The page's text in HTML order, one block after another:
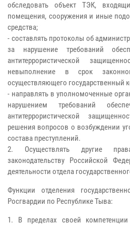
обследовать объект ТЭК,
помещения, сооружения и иные
средства;
- составлять протоколы об
за нарушение требований
антитеррористической
невыполнение в срок
осуществляющего государственный
- направлять в уполномоченные
нарушением требований
антитеррористической
решения вопросов о возбуждении
состава преступлений.
2. Осуществлять другие
законодательству Российской
деятельности отдела
Функции отделения
Росгвардии по Республике Тыва:
1. В пределах своей